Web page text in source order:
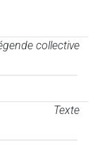
collective
Texte